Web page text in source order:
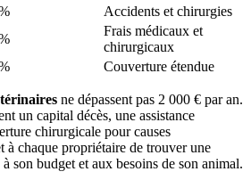
Accidents et chirurgies
Frais médicaux et
chirurgicaux
Couverture étendue
ne dépassent pas 2 000 € par an.
un capital décès, une assistance
chirurgicale pour causes
à chaque propriétaire de trouver une
son budget et aux besoins de son animal.